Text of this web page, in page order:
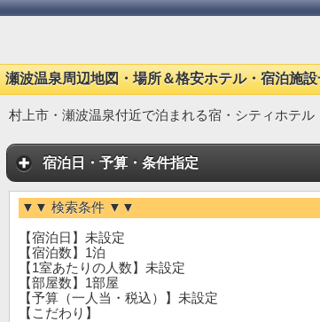
瀬波温泉周辺地図・場所＆格安ホテル・宿泊施
村上市・瀬波温泉付近で泊まれる宿・シティホテ
宿泊日・予算・条件指定
▼▼ 検索条件 ▼▼
【宿泊日】未設定
【宿泊数】1泊
【1室あたりの人数】未設定
【部屋数】1部屋
【予算（一人当・税込）】未設定
【こだわり】